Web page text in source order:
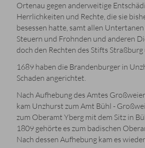
Ortenau gegen anderweitige
Herrlichkeiten und Rechte, die sie
besessen hatte, samt allen
Steuern und Frohnden und anderen
doch den Rechten des Stifts
1689 haben die Brandenburger in
Schaden angerichtet.
Nach Aufhebung des Amtes
kam Unzhurst zum Amt Bühl -
zum Oberamt Yberg mit dem Sitz in
1809 gehörte es zum badischen
Nach dessen Aufhebung kam es